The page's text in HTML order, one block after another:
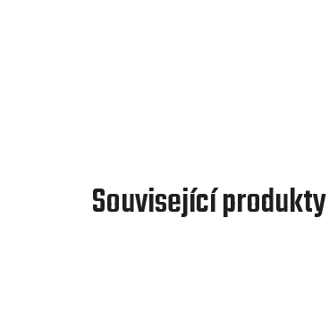
Související produkty